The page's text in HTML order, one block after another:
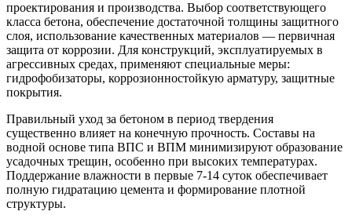
проектирования и производства. Выбор соответствующего
класса бетона, обеспечение достаточной толщины защитного
слоя, использование качественных материалов — первичная
защита от коррозии. Для конструкций, эксплуатируемых в
агрессивных средах, применяют специальные меры:
гидрофобизаторы, коррозионностойкую арматуру, защитные
покрытия.
Правильный уход за бетоном в период твердения
существенно влияет на конечную прочность. Составы на
водной основе типа ВПС и ВПМ минимизируют образование
усадочных трещин, особенно при высоких температурах.
Поддержание влажности в первые 7-14 суток обеспечивает
полную гидратацию цемента и формирование плотной
структуры.